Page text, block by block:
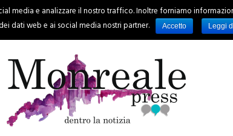
REGIONE EVENTI RUBRICHE SPORT
media e analizzare il nostro traffico. Inoltre forniamo
dati web e ai social media nostri partner.
Accetto Leggi